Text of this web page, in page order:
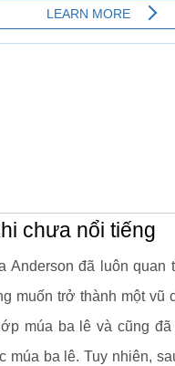
chưa nổi tiếng
Anderson đã luôn quan
muốn trở thành một vũ
múa ba lê và cũng đã
múa ba lê. Tuy nhiên,